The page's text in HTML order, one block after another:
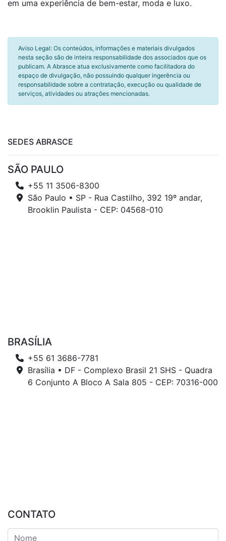
em uma experiência de bem-estar, moda e luxo.
Aviso Legal: Os conteúdos, informações e materiais divulgados
nesta seção são de inteira responsabilidade dos associados que os
publicam. A Abrasce atua exclusivamente como facilitadora do
espaço de divulgação, não possuindo qualquer ingerência ou
responsabilidade sobre a contratação, execução ou qualidade de
serviços, atividades ou atrações mencionadas.
SEDES ABRASCE
SÃO PAULO
+55 11 3506-8300
São Paulo • SP - Rua Castilho, 392 19º andar,
Brooklin Paulista - CEP: 04568-010
BRASÍLIA
+55 61 3686-7781
Brasília • DF - Complexo Brasil 21 SHS - Quadra
6 Conjunto A Bloco A Sala 805 - CEP: 70316-000
CONTATO